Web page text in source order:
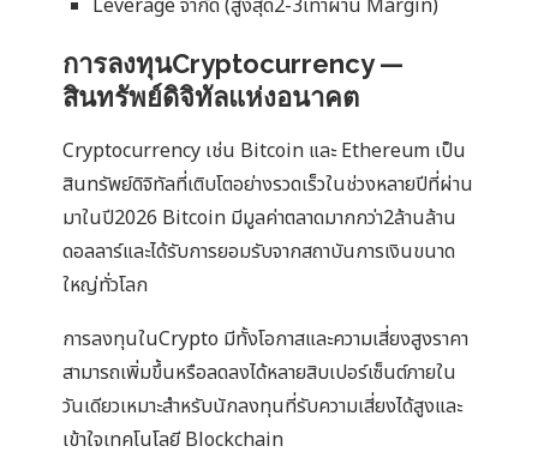
การลงทุนCryptocurrency —
สินทรัพย์ดิจิทัลแห่งอนาคต
Cryptocurrency เช่น Bitcoin และ Ethereum เป็น
สินทรัพย์ดิจิทัลที่เติบโตอย่างรวดเร็วในช่วงหลายปีที่ผ่าน
มาในปี2026 Bitcoin มีมูลค่าตลาดมากกว่า2ล้านล้าน
ดอลลาร์และได้รับการยอมรับจากสถาบันการเงินขนาด
ใหญ่ทั่วโลก
การลงทุนในCrypto มีทั้งโอกาสและความเสี่ยงสูงราคา
สามารถเพิ่มขึ้นหรือลดลงได้หลายสิบเปอร์เซ็นต์ภายใน
วันเดียวเหมาะสำหรับนักลงทุนที่รับความเสี่ยงได้สูงและ
เข้าใจเทคโนโลยี Blockchain